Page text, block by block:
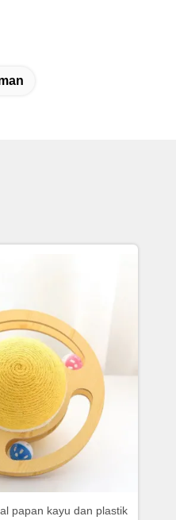
papan kayu dan plastik